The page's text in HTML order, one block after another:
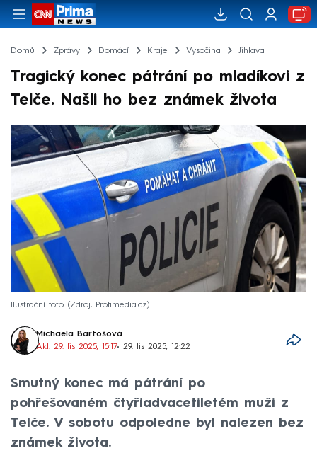
Domů Zprávy Domácí Kraje Vysočina Jihlava
Tragický konec pátrání po mladíkovi z
Telče. Našli ho bez známek života
Ilustrační foto Zdroj: Profimedia.cz
Michaela Bartošová
Akt. 29. lis 2025, 15:17• 29. lis 2025, 12:22
Smutný konec má pátrání po
pohřešovaném čtyřiadvacetiletém muži z
Telče. V sobotu odpoledne byl nalezen bez
známek života.